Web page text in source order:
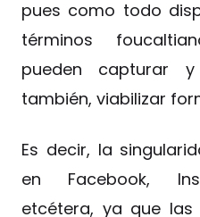
pues como todo
términos
pueden capturar
también, viabilizar
Es decir, la
en Facebook,
etcétera, ya que las